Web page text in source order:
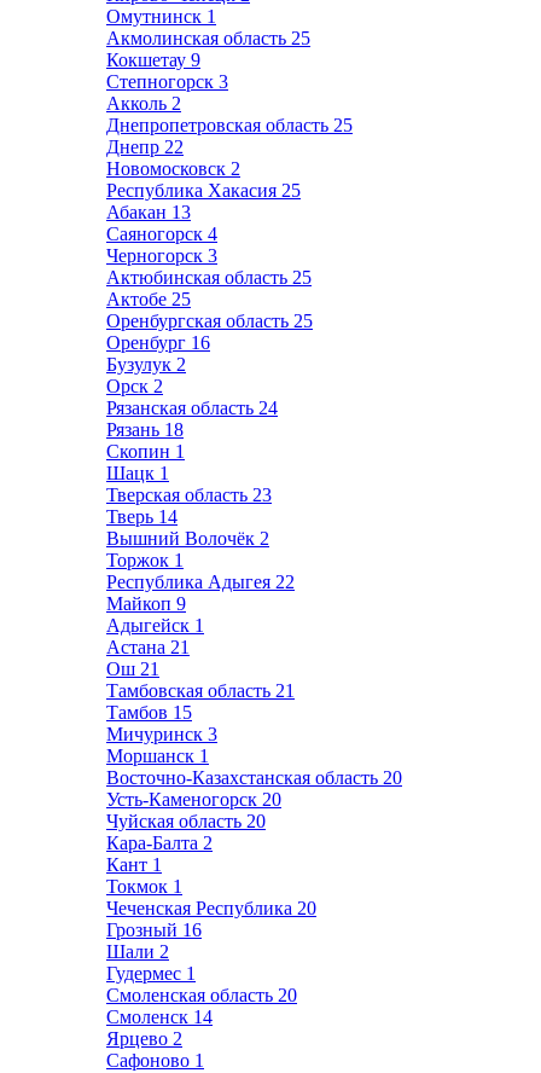
Омутнинск 1
Акмолинская область 25
Кокшетау 9
Степногорск 3
Акколь 2
Днепропетровская область 25
Днепр 22
Новомосковск 2
Республика Хакасия 25
Абакан 13
Саяногорск 4
Черногорск 3
Актюбинская область 25
Актобе 25
Оренбургская область 25
Оренбург 16
Бузулук 2
Орск 2
Рязанская область 24
Рязань 18
Скопин 1
Шацк 1
Тверская область 23
Тверь 14
Вышний Волочёк 2
Торжок 1
Республика Адыгея 22
Майкоп 9
Адыгейск 1
Астана 21
Ош 21
Тамбовская область 21
Тамбов 15
Мичуринск 3
Моршанск 1
Восточно-Казахстанская область 20
Усть-Каменогорск 20
Чуйская область 20
Кара-Балта 2
Кант 1
Токмок 1
Чеченская Республика 20
Грозный 16
Шали 2
Гудермес 1
Смоленская область 20
Смоленск 14
Ярцево 2
Сафоново 1